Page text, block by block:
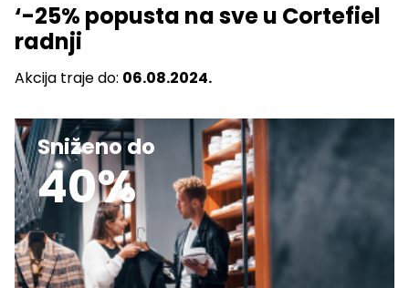
‘-25% popusta na sve u Cortefiel
radnji
Akcija traje do: 06.08.2024.
Sniženo do
40%